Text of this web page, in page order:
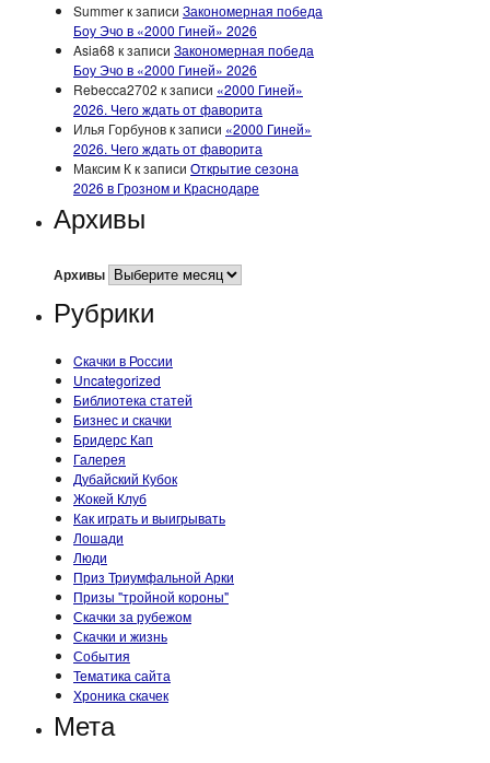
Summerк записи Закономерная победа
Боу Эчо в «2000 Гиней» 2026
Asia68 к записи Закономерная победа
Боу Эчо в «2000 Гиней» 2026
Rebecca2702 к записи «2000 Гиней»
2026. Чего ждать от фаворита
Илья Горбуновк записи «2000 Гиней»
2026. Чего ждать от фаворита
Максим Кк записи Открытие сезона
2026 в Грозном и Краснодаре
Архивы
Архивы
Рубрики
Cкачки в России
Uncategorized
Библиотека статей
Бизнес и скачки
Бридерс Кап
Галерея
Дубайский Кубок
Жокей Клуб
Как играть и выигрывать
Лошади
Люди
Приз Триумфальной Арки
Призы "тройной короны"
Скачки за рубежом
Скачки и жизнь
События
Тематика сайта
Хроника скачек
Мета